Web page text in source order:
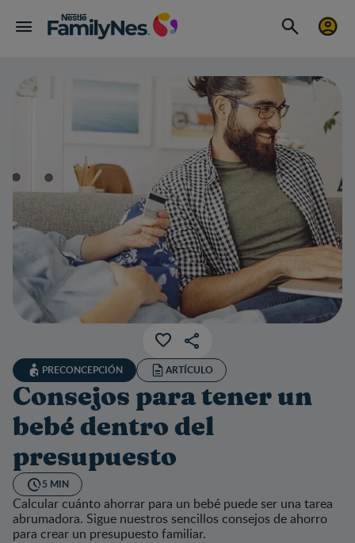
PRECONCEPCIÓN ARTÍCULO
Consejos para tener un
bebé dentro del
presupuesto
5 MIN
Calcular cuánto ahorrar para un bebé puede ser una tarea
abrumadora. Sigue nuestros sencillos consejos de ahorro
para crear un presupuesto familiar.